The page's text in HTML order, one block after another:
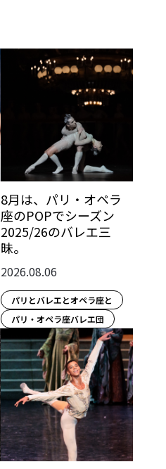
8月は、パリ・オペラ
座のPOPでシーズン
2025/26のバレエ三
昧。
2026.08.06
パリとバレエとオペラ座と
パリ・オペラ座バレエ団